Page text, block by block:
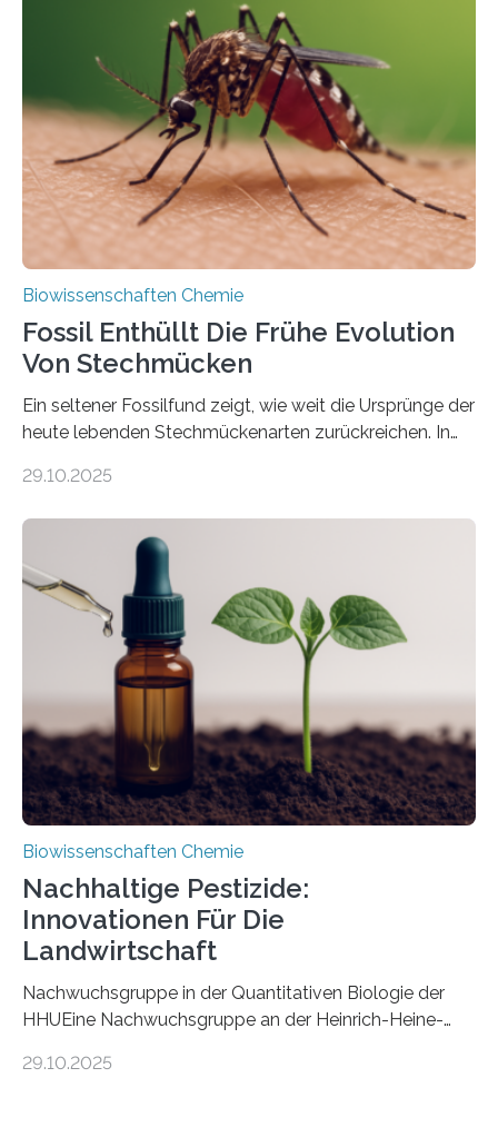
Grünalgen, die vor Hunderten von Millionen Jahren
lebten. Unter den Vorfahren sticht eine Gruppe heraus,
die noch heute in der Natur vorkommt: die
Süßwasseralge Coleochaetophyceae. Einige Arten
dieser Gruppe bilden aus Zellfäden dichte Geflechte
mit scheibenförmiger Gestalt. Was auffällig ist: Die
nächsten…
Biowissenschaften Chemie
Fossil Enthüllt Die Frühe Evolution
Von Stechmücken
Ein seltener Fossilfund zeigt, wie weit die Ursprünge der
heute lebenden Stechmückenarten zurückreichen. In
Forschende die bisher älteste bekannte Stechmücken-
Region Kachin in Myanmar und hat sich in
ausgezeichnetem Zustand erhalten. Es konnte als neue
Art einer neuen Gattung beschrieben werden und trägt
nun den Namen Cretosabethes primaevus. Dieser erste
fossile Nachweis einer Stechmückenlarve in Bernstein
stellt gleichzeitig den ersten Fossilfund einer
Mückenlarve aus dem Mesozoikum dar, denn…
29.10.2025
Biowissenschaften Chemie
Nachhaltige Pestizide:
Innovationen Für Die
Landwirtschaft
Nachwuchsgruppe in der Quantitativen Biologie der
HHUEine Nachwuchsgruppe an der Heinrich-Heine-
fünf Jahren erforschen, wie Bakterien auf
29.10.2025